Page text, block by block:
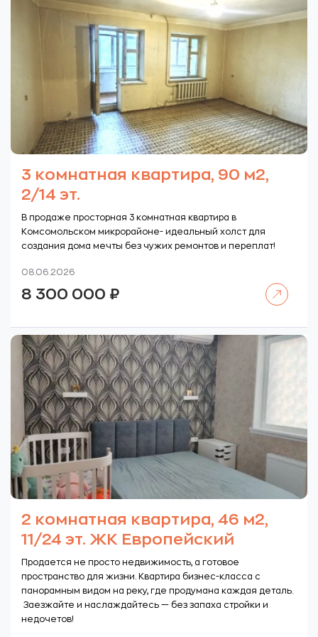
3 комнатная квартира, 90 м2,
2/14 эт.
В продаже просторная 3 комнатная квартира в
Комсомольском микрорайоне- идеальный холст для
создания дома мечты без чужих ремонтов и переплат!
08.06.2026
8 300 000 ₽
2 комнатная квартира, 46 м2,
11/24 эт. ЖК Европейский
Продается не просто недвижимость, а готовое
пространство для жизни. Квартира бизнес-класса с
панорамным видом на реку, где продумана каждая деталь.
Заезжайте и наслаждайтесь — без запаха стройки и
недочетов!